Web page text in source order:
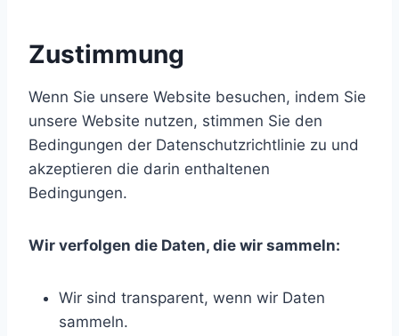
Zustimmung
Wenn Sie unsere Website besuchen, indem Sie
unsere Website nutzen, stimmen Sie den
Bedingungen der Datenschutzrichtlinie zu und
akzeptieren die darin enthaltenen
Bedingungen.
Wir verfolgen die Daten, die wir sammeln:
Wir sind transparent, wenn wir Daten
sammeln.